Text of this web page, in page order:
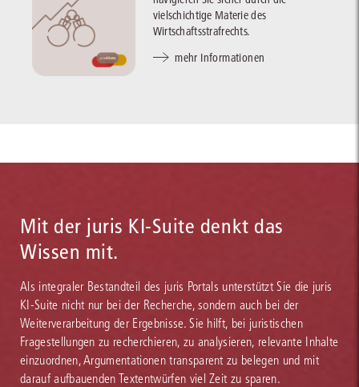
vielschichtige Materie des
Wirtschaftsstrafrechts.
mehr Informationen
Mit der juris KI-Suite denkt das
Wissen mit.
Als integraler Bestandteil des juris Portals unterstützt Sie die juris
KI-Suite nicht nur bei der Recherche, sondern auch bei der
Weiterverarbeitung der Ergebnisse. Sie hilft, bei juristischen
Fragestellungen zu recherchieren, zu analysieren, relevante Inhalte
einzuordnen, Argumentationen transparent zu belegen und mit
darauf aufbauenden Textentwürfen viel Zeit zu sparen.